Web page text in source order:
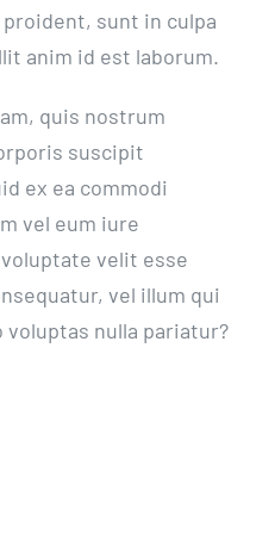
sunt in culpa
anim id est laborum.
quis nostrum
suscipit
ex ea commodi
vel eum iure
velit esse
vel illum qui
nulla pariatur?